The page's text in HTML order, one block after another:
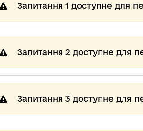
Запитання 1 доступне для
Запитання 2 доступне для
Запитання 3 доступне для